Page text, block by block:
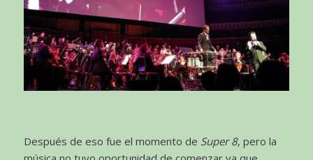
Después de eso fue el momento de Super 8, pero la